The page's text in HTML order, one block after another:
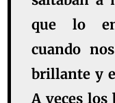
que lo
cuando
brillante y
A veces los